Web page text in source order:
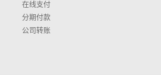
在线支付
分期付款
公司转账